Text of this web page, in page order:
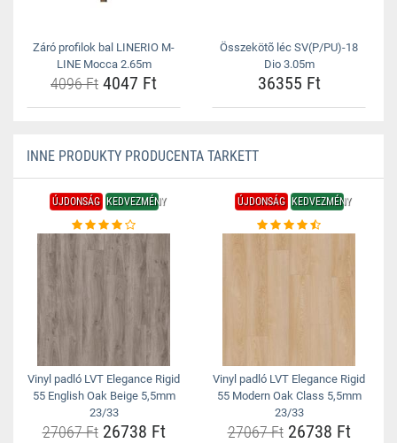
Záró profilok bal LINERIO M-
LINE Mocca 2.65m
4096 Ft 4047 Ft
Összekötõ léc SV(P/PU)-18
Dio 3.05m
36355 Ft
INNE PRODUKTY PRODUCENTA TARKETT
ÚJDONSÁG KEDVEZMÉNY
Vinyl padló LVT Elegance Rigid
55 English Oak Beige 5,5mm
23/33
27067 Ft26738 Ft
ÚJDONSÁG KEDVEZMÉNY
Vinyl padló LVT Elegance Rigid
55 Modern Oak Class 5,5mm
23/33
27067 Ft26738 Ft